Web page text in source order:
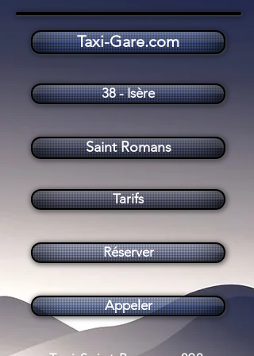
Tarifs
Taxi Saint Romans (38160)
Saint Romans
Taxi-Gare.com
Réserver
Appeler
38 - Isère